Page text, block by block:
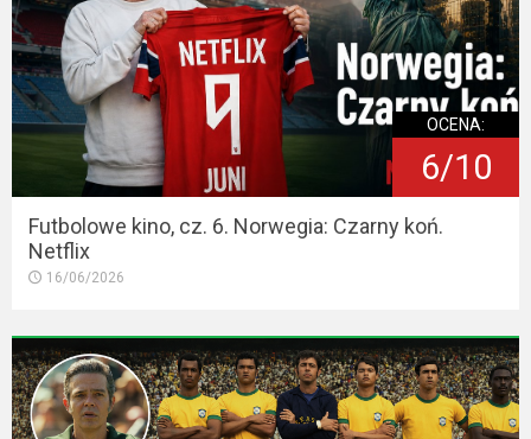
OCENA:
6/10
Futbolowe kino, cz. 6. Norwegia: Czarny koń.
Netflix
16/06/2026